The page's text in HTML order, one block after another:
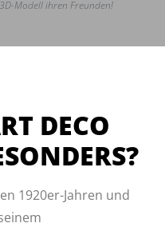
Modell ihren Freunden!
DECO
1920er-Jahren und